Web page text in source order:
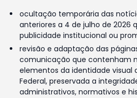
ocultação temporária das
anteriores a 4 de julho de 2026
publicidade institucional ou
revisão e adaptação das
comunicação que contenham
elementos da identidade visual
Federal, preservada a
administrativos, normativos e